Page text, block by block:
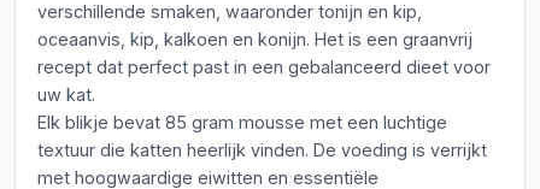
verschillende smaken, waaronder tonijn en kip,
oceaanvis, kip, kalkoen en konijn. Het is een graanvrij
recept dat perfect past in een gebalanceerd dieet voor
uw kat.
Elk blikje bevat 85 gram mousse met een luchtige
textuur die katten heerlijk vinden. De voeding is verrijkt
met hoogwaardige eiwitten en essentiële